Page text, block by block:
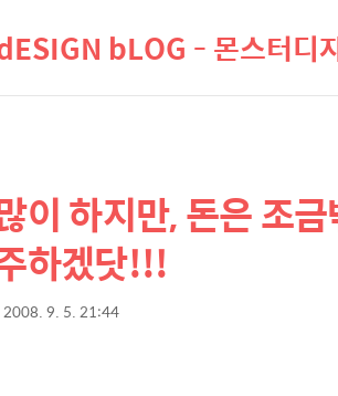
bLOG - 몬스터디
이 하지만, 돈은 조
하겠닷!!!
2008. 9. 5. 21:44